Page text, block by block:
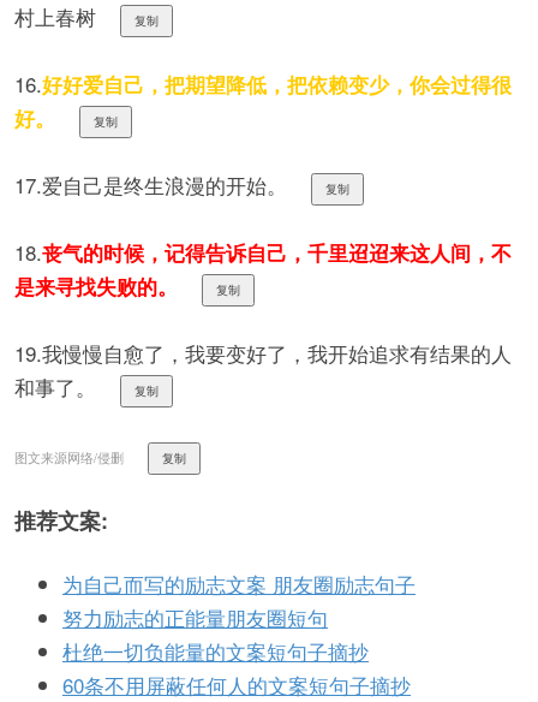
村上春树
复制
16.好好爱自己，把期望降低，把依赖变少，你会过得很
好。
复制
17.爱自己是终生浪漫的开始。 复制
18.丧气的时候，记得告诉自己，千里迢迢来这人间，不
是来寻找失败的。
复制
19.我慢慢自愈了，我要变好了，我开始追求有结果的人
和事了。
复制
图文来源网络/侵删 复制
推荐文案:
为自己而写的励志文案 朋友圈励志句子
努力励志的正能量朋友圈短句
杜绝一切负能量的文案短句子摘抄
60条不用屏蔽任何人的文案短句子摘抄